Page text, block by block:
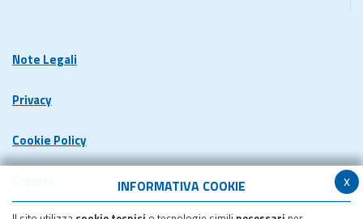
x
INFORMATIVA COOKIE
Note Legali
Privacy
Cookie Policy